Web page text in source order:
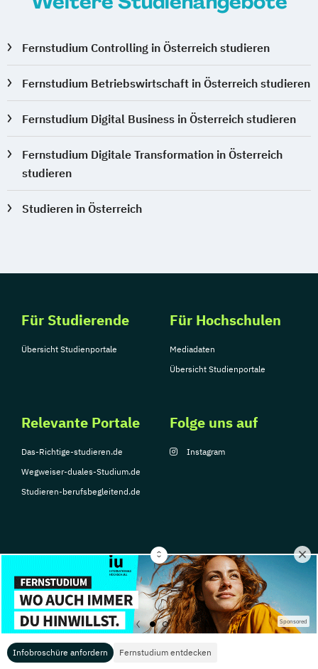
Infobroschüre anfordern Fernstudium entdecken
Sponsored
Fernstudium Controlling in Österreich studieren
Fernstudium Betriebswirtschaft in Österreich studieren
Fernstudium Digital Business in Österreich studieren
Fernstudium Digitale Transformation in Österreich
studieren
Studieren in Österreich
Für Studierende
Übersicht Studienportale
Für Hochschulen
Mediadaten
Übersicht Studienportale
Relevante Portale
Das-Richtige-studieren.de
Wegweiser-duales-Studium.de
Studieren-berufsbegleitend.de
Folge uns auf
Instagram
© Copyright 2026, TarGroup Media GmbH
Impressum
Datenschutzerklärung Nutzungsbedingungen